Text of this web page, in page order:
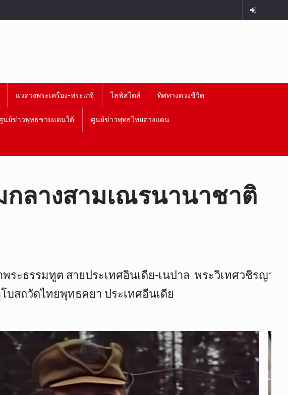
แวดวงพระเครื่อง-พระเกจิ ไลฟ์สไตล์ ทิศทางดวงชีวิต
นย์ข่าวพุทธชายแดนใต้ ศูนย์ข่าวพุทธไทยต่างแดน
ลางสามเณรนานาชาติ
ธรรมทูต สายประเทศอินเดีย-เนปาล พระวิเทศวชิรญาณ
สถวัดไทยพุทธคยา ประเทศอีนเดีย